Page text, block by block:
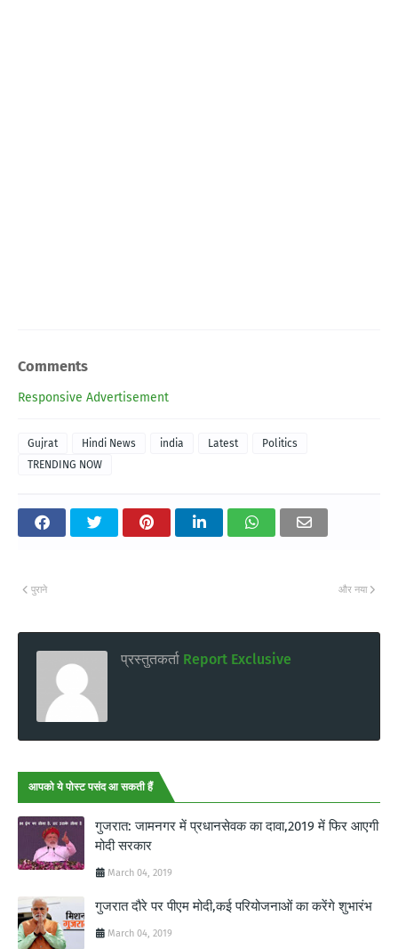
Comments
Responsive Advertisement
Gujrat Hindi News india Latest
Politics
TRENDING NOW
और नया
पुराने
प्रस्तुतकर्ता Report Exclusive
आपको ये पोस्ट पसंद आ सकती हैं
गुजरात: जामनगर में प्रधानसेवक का दावा,2019 में फिर आएगी
मोदी सरकार
March 04, 2019
गुजरात दौरे पर पीएम मोदी,कई परियोजनाओं का करेंगे शुभारंभ
March 04, 2019